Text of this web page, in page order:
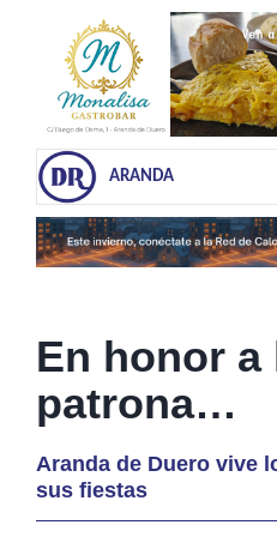
ARANDA
En honor a
patrona…
Aranda de Duero vive
sus fiestas